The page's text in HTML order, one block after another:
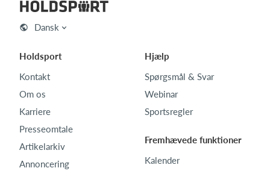
Dansk
Holdsport
Kontakt
Om os
Karriere
Presseomtale
Artikelarkiv
Annoncering
Hjælp
Spørgsmål & Svar
Webinar
Sportsregler
Fremhævede funktioner
Kalender